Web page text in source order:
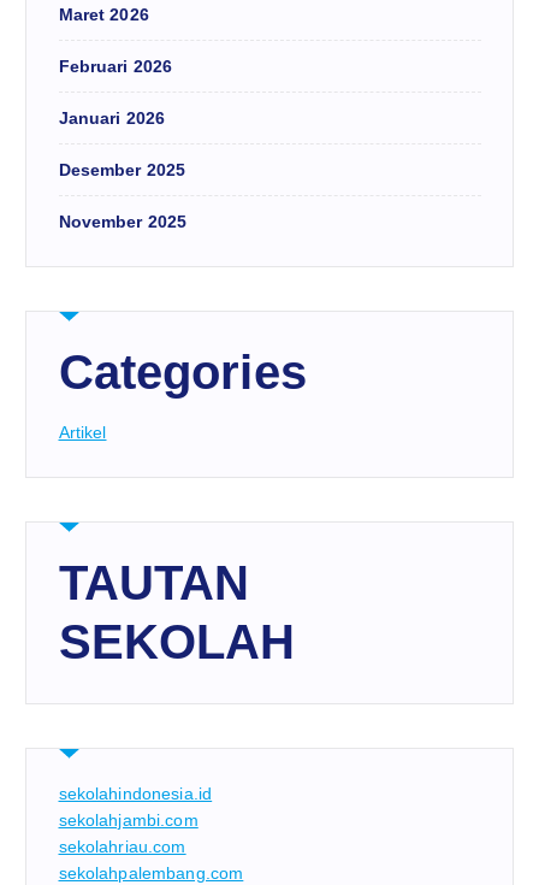
Maret 2026
Februari 2026
Januari 2026
Desember 2025
November 2025
Categories
Artikel
TAUTAN
SEKOLAH
sekolahindonesia.id
sekolahjambi.com
sekolahriau.com
sekolahpalembang.com